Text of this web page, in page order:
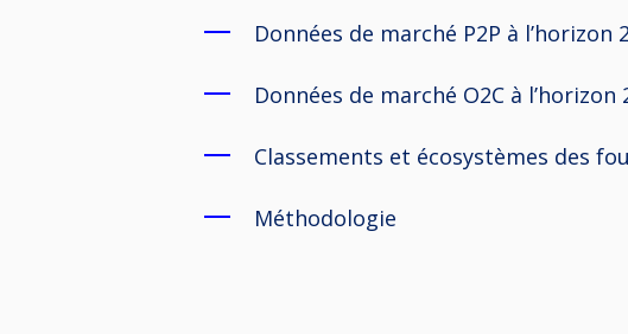
Données de marché P2P à l’horizon
Données de marché O2C à l’horizon
Classements et écosystèmes des
Méthodologie